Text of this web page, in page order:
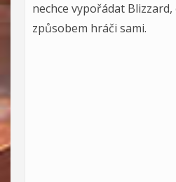
nechce vypořádat
způsobem hráči sami.